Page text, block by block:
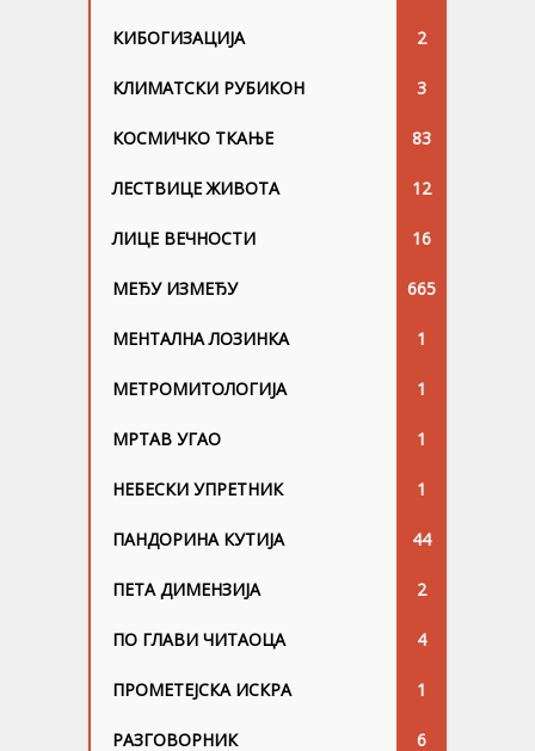
КИБОГИЗАЦИЈА 2
КЛИМАТСКИ РУБИКОН 3
КОСМИЧКО ТКАЊЕ 83
ЛЕСТВИЦЕ ЖИВОТА 12
ЛИЦЕ ВЕЧНОСТИ 16
МЕЂУ ИЗМЕЂУ 665
МЕНТАЛНА ЛОЗИНКА 1
МЕТРОМИТОЛОГИЈА 1
МРТАВ УГАО 1
НЕБЕСКИ УПРЕТНИК 1
ПАНДОРИНА КУТИЈА 44
ПЕТА ДИМЕНЗИЈА 2
ПО ГЛАВИ ЧИТАОЦА 4
ПРОМЕТЕЈСКА ИСКРА 1
РАЗГОВОРНИК 6